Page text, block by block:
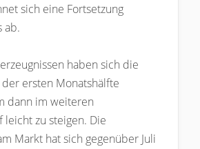
sich eine Fortsetzung
ab.
haben sich die
ersten Monatshälfte
dann im weiteren
leicht zu steigen. Die
Markt hat sich gegenüber Juli